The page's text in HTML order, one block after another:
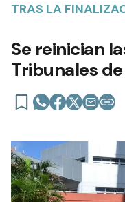
TRAS LA
Se reinician
Tribunales